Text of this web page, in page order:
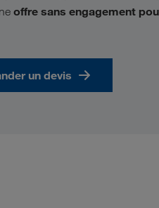
offre sans engagement
un devis